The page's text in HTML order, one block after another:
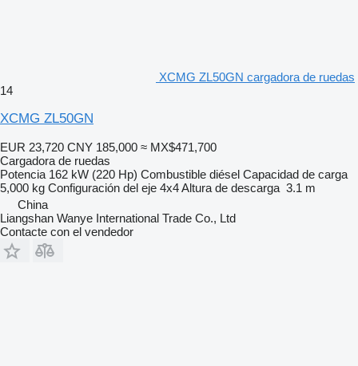
XCMG ZL50GN cargadora de ruedas
14
XCMG ZL50GN
EUR 23,720 CNY 185,000 ≈ MX$471,700
Cargadora de ruedas
Potencia 162 kW (220 Hp) Combustible diésel Capacidad de carga
5,000 kg Configuración del eje 4x4Altura de descarga 3.1 m
China
Liangshan Wanye International Trade Co., Ltd
Contacte con el vendedor